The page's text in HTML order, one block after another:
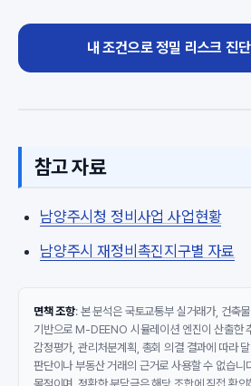
내 조건으로 정밀 리스크 진
참고 자료
남양주시청 정비사업 사업현황
남양주시 재정비촉진지구별 자료
면책 조항: 본 분석은 국토교통부 실거래가, 건축
기반으로 M-DEENO 시뮬레이션 엔진이 산출한
감정평가, 관리처분계획, 총회 의결 결과에 따라
판단이나 부동산 거래의 근거로 사용할 수 없습니